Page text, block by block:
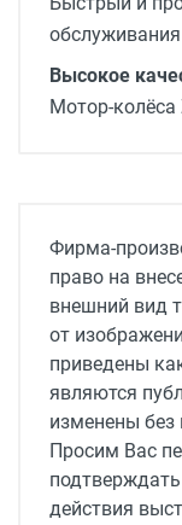
обслуживания
Высокое
Мотор-колёса
400/50/3
Мощность
- / 15
Мощность
16.3
Уровень шума,
60
Фирма-
право на
внешний вид
от
приведены
являются
изменены без
Просим Вас
действия